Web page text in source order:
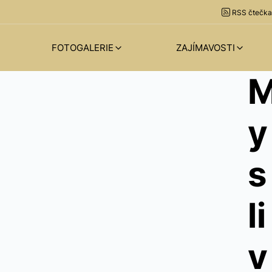
RSS čtečka
FOTOGALERIE ZAJÍMAVOSTI
y
s
li
v